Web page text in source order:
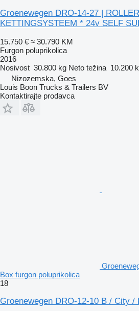
Groenewegen DRO-14-27 |
KETTINGSYSTEEM * 24v SELF
15.750 € ≈ 30.790 KM
Furgon poluprikolica
2016
Nosivost 30.800 kg Neto težina 10.200
Nizozemska, Goes
Louis Boon Trucks & Trailers BV
Kontaktirajte prodavca
Box furgon poluprikolica
18
Groenewegen DRO-12-10 B / City /